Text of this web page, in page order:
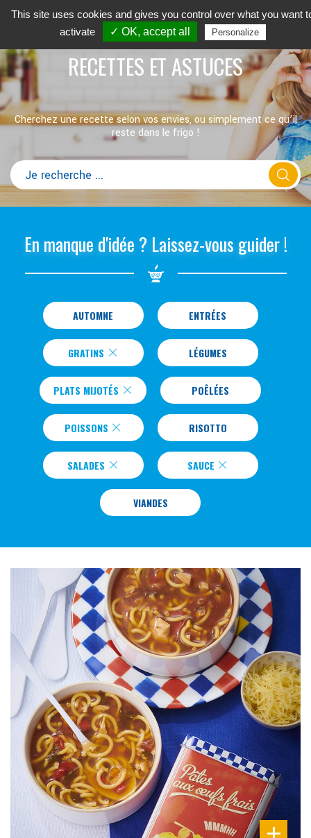
RECETTES ET ASTUCES
Cherchez une recette selon vos envies, ou simplement ce qu’il
reste dans le frigo !
En manque d'idée ? Laissez-vous guider !
AUTOMNE ENTRÉES
GRATINS LÉGUMES
PLATS MIJOTÉS POÊLÉES
POISSONS RISOTTO
SALADES SAUCE
VIANDES
DIFFICULTÉ
PRÉPARATION
10 Min
This site uses cookies and gives you control over what you want
activate
✓ OK, accept all Personalize